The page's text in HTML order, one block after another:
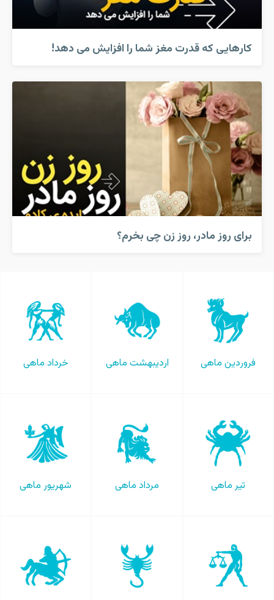
کارهایی که قدرت مغز شما را افزایش می دهد!
برای روز مادر، روز زن چی بخرم؟
فروردین ماهی اردیبهشت ماهی خرداد ماهی
تیر ماهی مرداد ماهی شهریور ماهی